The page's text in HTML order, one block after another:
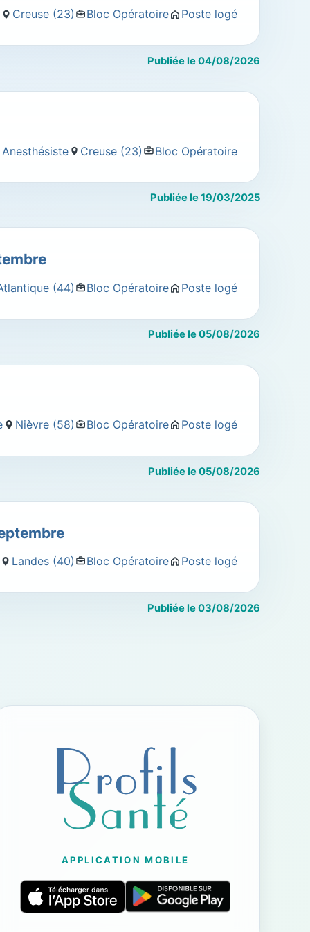
Creuse (23) Bloc Opératoire Poste logé
Publiée le 04/08/2026
Creuse (23) Bloc Opératoire
Publiée le 19/03/2025
(44) Bloc Opératoire Poste logé
Publiée le 05/08/2026
Nièvre (58) Bloc Opératoire Poste logé
Publiée le 05/08/2026
Landes (40) Bloc Opératoire Poste logé
Publiée le 03/08/2026
APPLICATION MOBILE